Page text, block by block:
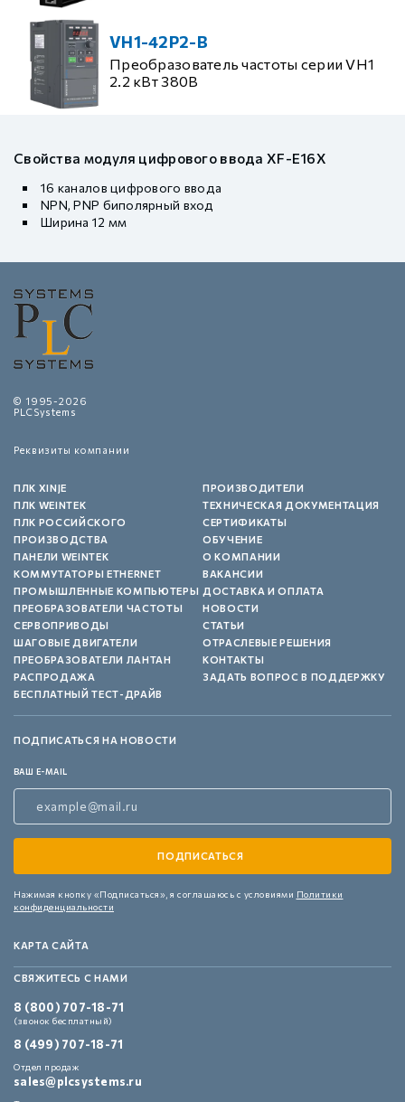
VH1-42P2-B
Преобразователь частоты серии VH1
2.2 кВт 380В
Свойства модуля цифрового ввода XF-E16X
16 каналов цифрового ввода
NPN, PNP биполярный вход
Ширина 12 мм
© 1995-2026
PLCSystems
Реквизиты компании
ПЛК XINJE
ПЛК WEINTEK
ПЛК РОССИЙСКОГО
ПРОИЗВОДСТВА
ПАНЕЛИ WEINTEK
КОММУТАТОРЫ ETHERNET
ПРОМЫШЛЕННЫЕ КОМПЬЮТЕРЫ
ПРЕОБРАЗОВАТЕЛИ ЧАСТОТЫ
СЕРВОПРИВОДЫ
ШАГОВЫЕ ДВИГАТЕЛИ
ПРЕОБРАЗОВАТЕЛИ ЛАНТАН
РАСПРОДАЖА
БЕСПЛАТНЫЙ ТЕСТ-ДРАЙВ
ПРОИЗВОДИТЕЛИ
ТЕХНИЧЕСКАЯ ДОКУМЕНТАЦИЯ
СЕРТИФИКАТЫ
ОБУЧЕНИЕ
О КОМПАНИИ
ВАКАНСИИ
ДОСТАВКА И ОПЛАТА
НОВОСТИ
СТАТЬИ
ОТРАСЛЕВЫЕ РЕШЕНИЯ
КОНТАКТЫ
ЗАДАТЬ ВОПРОС В ПОДДЕРЖКУ
ПОДПИСАТЬСЯ НА НОВОСТИ
ВАШ E-MAIL
Нажимая кнопку «Подписаться», я соглашаюсь с условиями Политики
конфиденциальности
КАРТА САЙТА
СВЯЖИТЕСЬ С НАМИ
8 (800) 707-18-71
(звонок бесплатный)
8 (499) 707-18-71
Отдел продаж
sales@plcsystems.ru